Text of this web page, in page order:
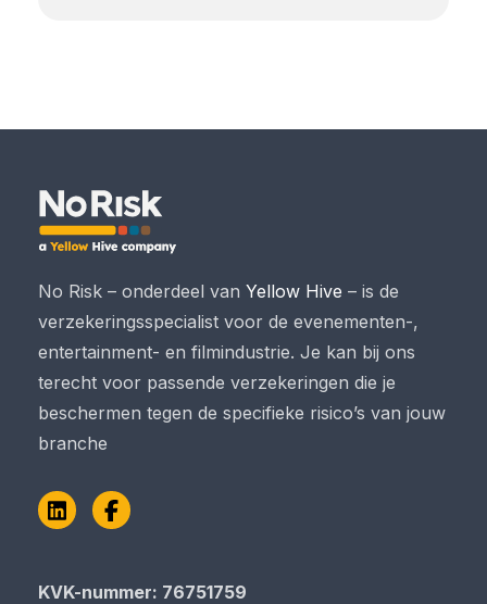
No Risk – onderdeel van Yellow Hive – is de
verzekeringsspecialist voor de evenementen-,
entertainment- en filmindustrie. Je kan bij ons
terecht voor passende verzekeringen die je
beschermen tegen de specifieke risico’s van jouw
branche
LinkedInFacebook
KVK-nummer: 76751759